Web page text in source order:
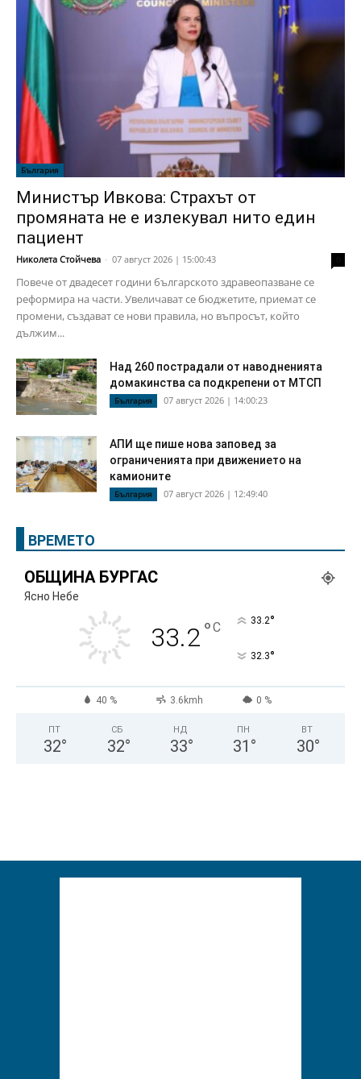
България
Министър Ивкова: Страхът от
промяната не е излекувал нито един
пациент
Николета Стойчева - 07 август 2026 | 15:00:43
Повече от двадесет години българското здравеопазване се
реформира на части. Увеличават се бюджетите, приемат се
промени, създават се нови правила, но въпросът, който
дължим...
Над 260 пострадали от наводненията
домакинства са подкрепени от МТСП
България 07 август 2026 | 14:00:23
АПИ ще пише нова заповед за
ограниченията при движението на
камионите
България 07 август 2026 | 12:49:40
ВРЕМЕТО
ОБЩИНА БУРГАС
Ясно Небе
33.2°C 33.2°
32.3°
40 % 3.6kmh 0 %
ПТ
32°
СБ
32°
НД
33°
ПН
31 °
ВТ
30°